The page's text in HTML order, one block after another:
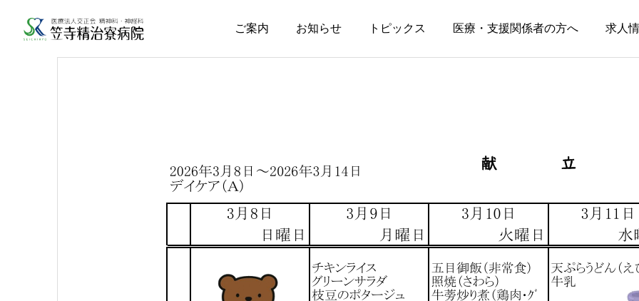
ご案内 お知らせ トピックス 医療・支援関係者の方へ 求人